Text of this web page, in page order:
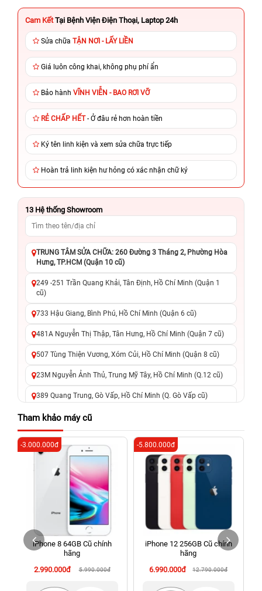
Cam Kết Tại Bệnh Viện Điện Thoại, Laptop 24h
Sửa chữa TẬN NƠI - LẤY LIỀN
Giá luôn công khai, không phụ phí ẩn
Bảo hành VĨNH VIỄN - BAO RƠI VỠ
RẺ CHẤP HẾT- Ở đâu rẻ hơn hoàn tiền
Ký tên linh kiện và xem sửa chữa trực tiếp
Hoàn trả linh kiện hư hỏng có xác nhận chữ ký
13 Hệ thống Showroom
TRUNG TÂM SỬA CHỮA: 260 Đường 3 Tháng 2, Phường Hòa
Hưng, TP.HCM (Quận 10 cũ)
249 -251 Trần Quang Khải, Tân Định, Hồ Chí Minh (Quận 1
cũ)
733 Hậu Giang, Bình Phú, Hồ Chí Minh (Quận 6 cũ)
481A Nguyễn Thị Thập, Tân Hưng, Hồ Chí Minh (Quận 7 cũ)
507 Tùng Thiện Vương, Xóm Củi, Hồ Chí Minh (Quận 8 cũ)
23M Nguyễn Ảnh Thủ, Trung Mỹ Tây, Hồ Chí Minh (Q.12 cũ)
389 Quang Trung, Gò Vấp, Hồ Chí Minh (Q. Gò Vấp cũ)
625 - 625A Âu Cơ, Tân Phú, Hồ Chí Minh (Quận Tân Phú cũ)
326 Lê Văn Việt, Tăng Nhơn Phú, Hồ Chí Minh (Q.9 TP. Thủ
Đức cũ)
256 Võ Văn Ngân, Thủ Đức, Hồ Chí Minh (Bình Thọ, TP. Thủ
Đức Cũ)
70 Nguyễn An Ninh, Dĩ An, Hồ Chí Minh (Bình Dương Cũ)
24h Vũng Tàu: 162A Ba Cu, Vũng Tàu, Hồ Chí Minh (TP. Vũng
Tàu cũ)
198 Hoàng Văn Thụ, Tân Sơn Nhất, Hồ Chí Minh (Tân Bình
Tham khảo máy cũ
iPhone 8 64GB Cũ chính
hãng
2.990.000đ
5.990.000đ
-3.000.000đ
iPhone 12 256GB Cũ chính
hãng
6.990.000đ
12.790.000đ
-5.800.000đ